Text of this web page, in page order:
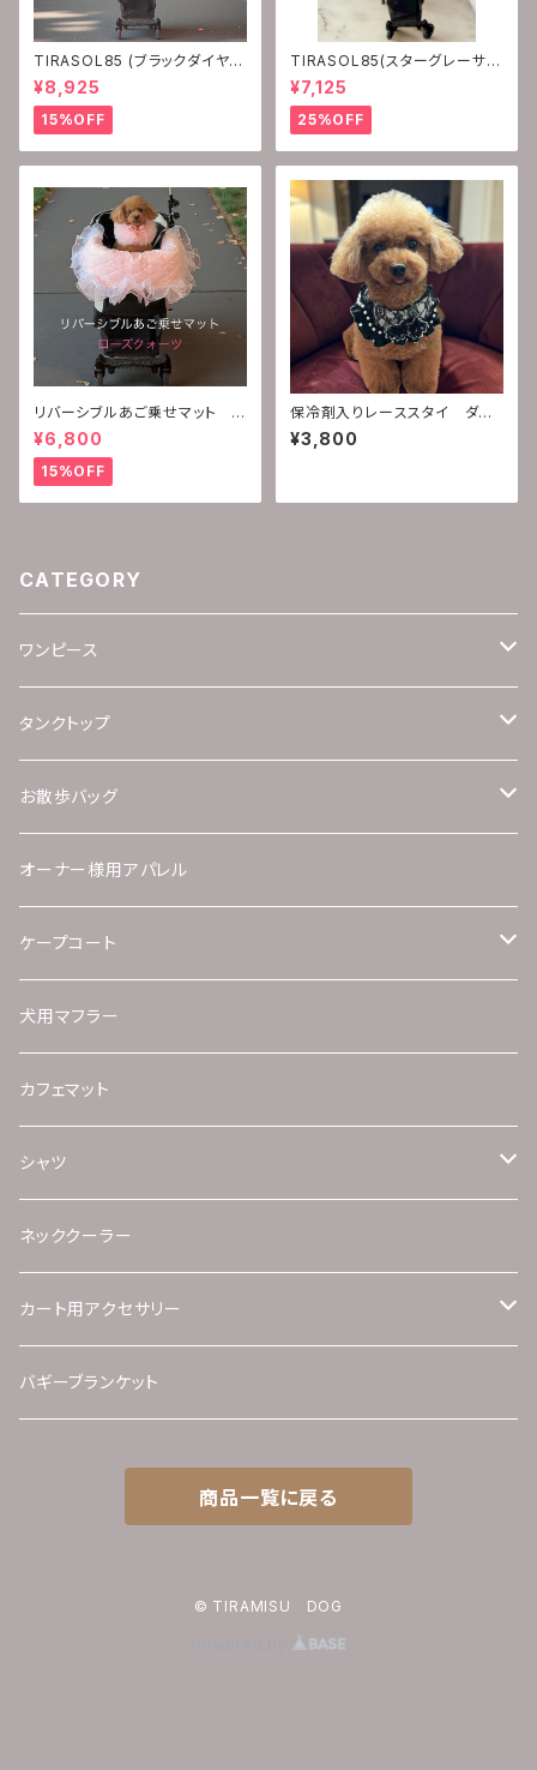
TIRASOL85 (ブラックダイヤモ
ンド）
¥8,925
15%OFF
TIRASOL85(スターグレーサフ
ァイア ホワイトオニキス）
¥7,125
25%OFF
リバーシブルあご乗せマット
(ローズクォーツ)
¥6,800
15%OFF
保冷剤入りレーススタイ ダイ
ヤモンドシリーズ
¥3,800
CATEGORY
ワンピース
UVカットUPF+50＆接触冷感シリーズ
UVカットUPF+50シリーズ
保温機能性素材シリーズ
ツイードシリーズ
ストレッチベロア（ボンバーヒート加工）シリーズ
カップルコーデシリーズ
接触冷感裏地
タンクトップ
UVカットUPF+50＆接触冷感
濡らしてひんやりスイングクールニット
UVカットUPF+50
保温機能性素材シリーズ
アルパカニット
接触冷感裏地
お散歩バッグ
ワンピースとお揃い柄セット
タンクトップとお揃い柄セット
コートとお揃い生地セット
オーナー様用アパレル
ケープコート
ツイードコート
ファーコート
犬用マフラー
カフェマット
シャツ
カップルコーデ
ネッククーラー
カート用アクセサリー
バギーパラソル
バギーブランケット
商品一覧に戻る
© TIRAMISU DOG